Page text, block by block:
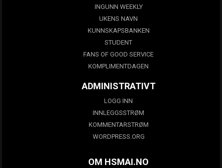
INGUNN WEEKLY
UKENS NAVN
KUNNSKAPSBANKEN
STUDENT
FANS OF GOOD SERVICE
KOMPLIMENTDAGEN
ADMINISTRATIVT
LOGG INN
INNLEGGSSTRØM
KOMMENTARSTRØM
WORDPRESS.ORG
OM HSMAI.NO